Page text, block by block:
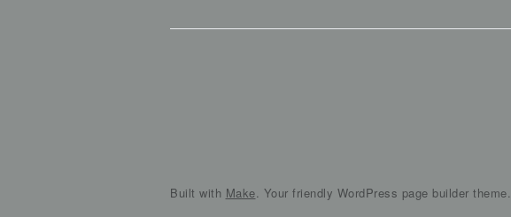
Built with Make. Your friendly WordPress page builder theme.